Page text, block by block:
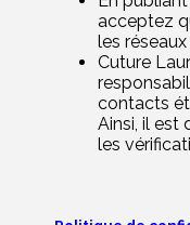
acceptez
les
Cuture
contacts
Ainsi, il est
les